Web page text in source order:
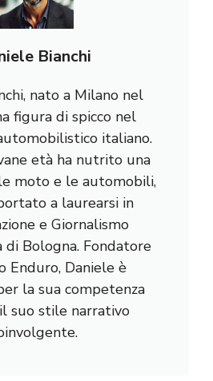
Bianchi
nato a Milano nel
figura di spicco nel
italiano.
età ha nutrito una
moto e le automobili,
a laurearsi in
e Giornalismo
Bologna. Fondatore
Enduro, Daniele è
la sua competenza
suo stile narrativo